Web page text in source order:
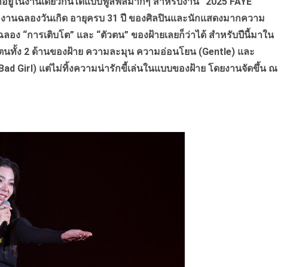
งานฉลองวันเกิด อายุครบ 31 ปี ของศิลปินและนักแสดงมากความ
ง “การเติบโต” และ “ตัวตน” ของฝ้ายเลยก็ว่าได้ สำหรับปีนี้มาใน
ตนทั้ง 2 ด้านของฝ้าย ความละมุน ความอ่อนโยน (Gentle) และ
Girl) แต่ไม่ทิ้งความน่ารักขี้เล่นในแบบของฝ้าย โดยงานจัดขึ้น ณ